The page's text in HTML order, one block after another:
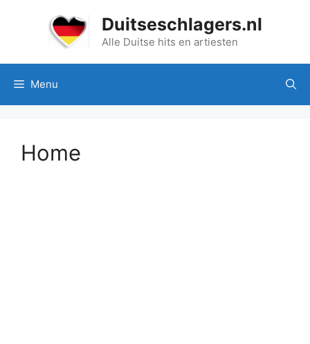
Duitseschlagers.nl
Alle Duitse hits en artiesten
Menu
Home